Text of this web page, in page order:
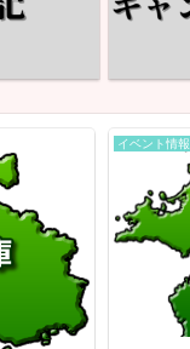
イベント情報